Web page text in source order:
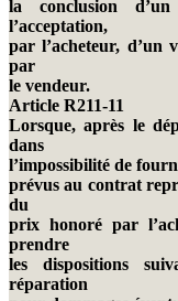
la conclusion
l’acceptation,
par l’acheteur, d’un
par
le vendeur.
Article R211-11
Lorsque, après le
dans
l’impossibilité de
prévus au contrat
du
prix honoré par
prendre
les dispositions
réparation